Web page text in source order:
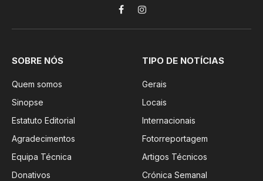
FacebookInstagram
SOBRE NÓS
Quem somos
Sinopse
Estatuto Editorial
Agradecimentos
Equipa Técnica
Donativos
TIPO DE NOTÍCIAS
Gerais
Locais
Internacionais
Fotorreportagem
Artigos Técnicos
Crónica Semanal